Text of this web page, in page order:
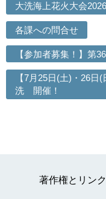
大洗海上花火大会
各課への問合せ
【参加者募集！】第
【7月25日(土)・26日
洗 開催！
著作権とリンク